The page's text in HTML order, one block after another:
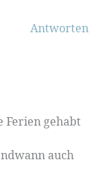
Antworten
Ferien gehabt
auch